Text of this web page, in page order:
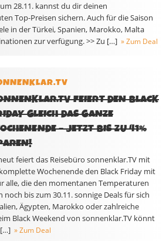
28.11. kannst du dir deinen
Top-Preisen sichern. Auch für die Saison
in der Türkei, Spanien, Marokko, Malta
zur verfügung. >> Zu […] » Zum Deal
FEIERT DEN BLACK
GLEICH DAS GANZE
– JETZT BIS ZU 41%
feiert das Reisebüro sonnenklar.TV mit
Wochenende den Black Friday mit
alle, die den momentanen Temperaturen
bis zum 30.11. sonnige Deals für sich
Ägypten, Marokko oder zahlreiche
Black Weekend von sonnenklar.TV könnt
» Zum Deal